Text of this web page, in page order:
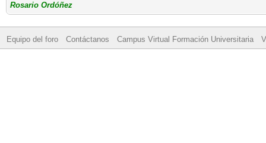
Rosario Ordóñez
Equipo del foro Contáctanos Campus Virtual Formación Universitaria